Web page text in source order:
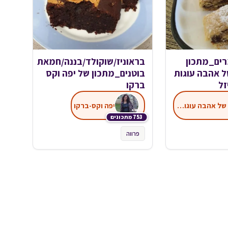
אהבה עוגות
נגיעות של אהבה עוגות ועוגיות של ג'יזל
בראוניז/שוקולד/בננה/חמאת
בוטנים_מתכון של יפה וקס
ברקו
753 מתכונים
יפה וקס-ברקו
פרווה